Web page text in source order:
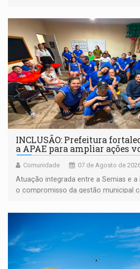
INCLUSÃO: Prefeitura
a APAE para ampliar ações
Comunidade 07 de Agosto de
Atuação integrada entre a Semias e
o compromisso da gestão municipal